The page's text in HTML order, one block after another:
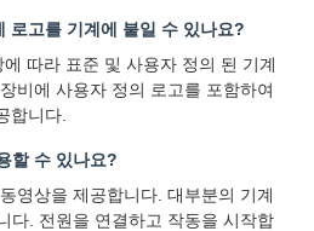
로고를 기계에 붙일 수 있나요?
따라 표준 및 사용자 정의 된 기계
비에 사용자 정의 로고를 포함하여
합니다.
할 수 있나요?
영상을 제공합니다. 대부분의 기계
다. 전원을 연결하고 작동을 시작합